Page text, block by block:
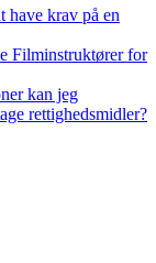
have krav på en
Filminstruktører for
kan jeg
rettighedsmidler?